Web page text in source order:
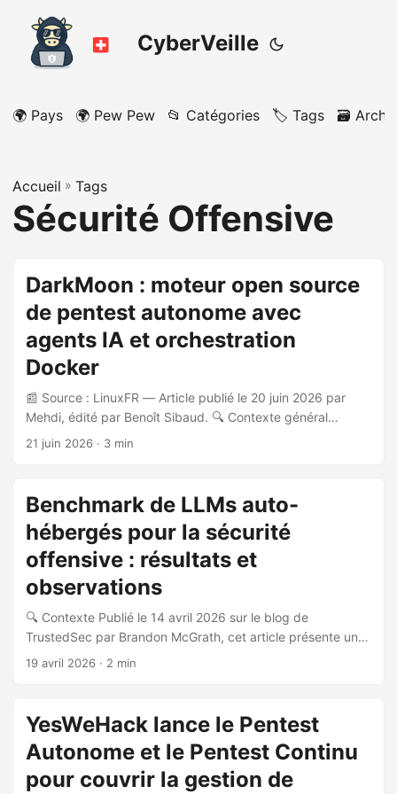
CyberVeille
🌍 Pays 🌍 Pew Pew 📂 Catégories 🏷️ Tags 🗃️
Accueil » Tags
Sécurité Offensive
DarkMoon : moteur open source
de pentest autonome avec
agents IA et orchestration
Docker
📰 Source : LinuxFR — Article publié le 20 juin 2026 par
Mehdi, édité par Benoît Sibaud. 🔍 Contexte général
DarkMoon est un moteur de pentest automatisé open
en mai 2026, avec environ 500 clonages et 1300
téléchargements d’images Docker au moment de la
publication. ⚙️ Architecture et fonctionnement L’outil repose
sur trois composants principaux : ...
21 juin 2026 · 3 min
Benchmark de LLMs auto-
hébergés pour la sécurité
offensive : résultats et
observations
🔍 Contexte Publié le 14 avril 2026 sur le blog de
TrustedSec par Brandon McGrath, cet article présente un
benchmark rigoureux de six modèles de langage (LLM)
s’appuient sur des modèles cloud (GPT-4) avec des
challenges CTF guidés. 🧪 Méthodologie Le benchmark
utilise un harnais minimal et délibérément naïf : Cible :
OWASP Juice Shop dans un conteneur Docker Outils
19 avril 2026 · 2 min
YesWeHack lance le Pentest
Autonome et le Pentest Continu
pour couvrir la gestion de